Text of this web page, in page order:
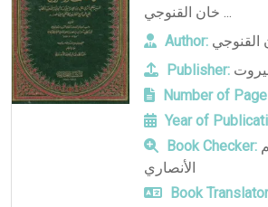
خان القنوجي ...
Author:
Publisher:
Number of
Year of
Book Checker:عبدالله إبراهيم
الأنصاري
Book